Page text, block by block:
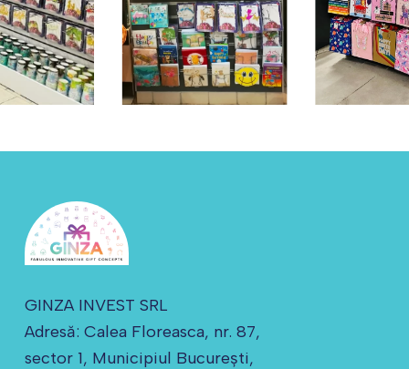
GINZA INVEST SRL
Adresă: Calea Floreasca, nr. 87,
sector 1, Municipiul Bucureşti,